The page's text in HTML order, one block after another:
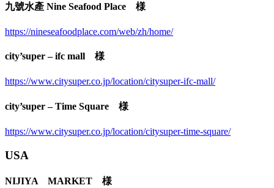
九號水產 Nine Seafood Place 様
https://nineseafoodplace.com/web/zh/home/
city’super – ifc mall 様
https://www.citysuper.co.jp/location/citysuper-ifc-mall/
city’super – Time Square 様
https://www.citysuper.co.jp/location/citysuper-time-square/
USA
NIJIYA MARKET 様